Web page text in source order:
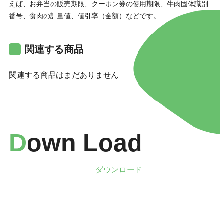
えば、お弁当の販売期限、クーポン券の使用期限、牛肉固体識別
番号、食肉の計量値、値引率（金額）などです。
関連する商品
関連する商品はまだありません
DOwn Load
ダウンロード